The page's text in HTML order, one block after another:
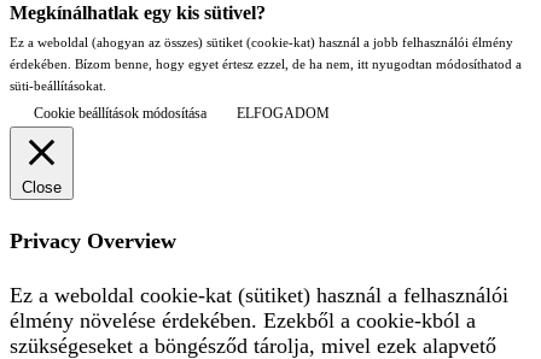
Megkínálhatlak egy kis sütivel?
Ez a weboldal (ahogyan az összes) sütiket (cookie-kat) használ a jobb felhasználói élmény
érdekében. Bízom benne, hogy egyet értesz ezzel, de ha nem, itt nyugodtan módosíthatod a
süti-beállításokat.
Cookie beállítások módosítása ELFOGADOM
Close
Privacy Overview
Ez a weboldal cookie-kat (sütiket) használ a felhasználói
élmény növelése érdekében. Ezekből a cookie-kból a
szükségeseket a böngésződ tárolja, mivel ezek alapvető